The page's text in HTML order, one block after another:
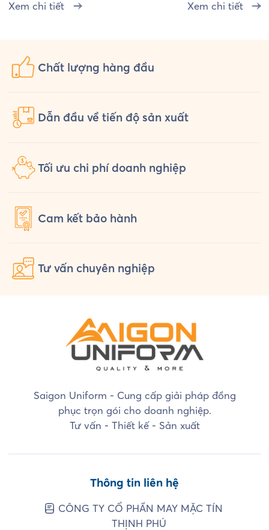
Nha Trang (Vintage)
Xem chi tiết
Sao Vàng –
Xem chi tiết
Chất lượng hàng đầu
Dẫn đầu về tiến độ sản xuất
Tối ưu chi phí doanh nghiệp
Cam kết bảo hành
Tư vấn chuyên nghiệp
Saigon Uniform - Cung cấp giải pháp đồng
phục trọn gói cho doanh nghiệp.
Tư vấn - Thiết kế - Sản xuất
Thông tin liên hệ
CÔNG TY CỔ PHẦN MAY MẶC TÍN
THỊNH PHÚ